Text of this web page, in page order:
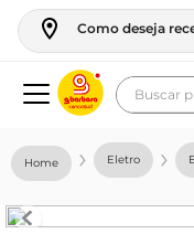
Como deseja
Buscar
Eletro
geladeira